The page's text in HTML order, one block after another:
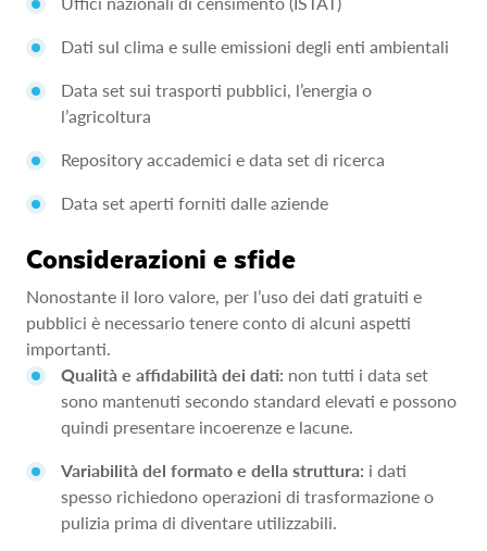
Dati sul clima e sulle emissioni degli enti ambientali
Data set sui trasporti pubblici, l’energia o
l’agricoltura
Repository accademici e data set di ricerca
Data set aperti forniti dalle aziende
Considerazioni e sfide
Nonostante il loro valore, per l’uso dei dati gratuiti e
pubblici è necessario tenere conto di alcuni aspetti
importanti.
Qualità e affidabilità dei dati: non tutti i data set
sono mantenuti secondo standard elevati e possono
quindi presentare incoerenze e lacune.
Variabilità del formato e della struttura: i dati
spesso richiedono operazioni di trasformazione o
pulizia prima di diventare utilizzabili.